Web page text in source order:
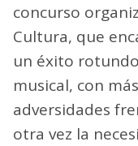
concurso
Cultura, que
un éxito
musical, con
adversidades
otra vez la